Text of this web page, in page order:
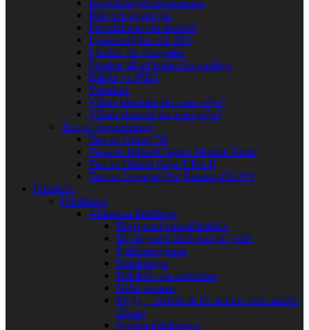
Exponeringskompensation
Hårt och mjukt ljus
Introduktion om slutartid
Ljuskänslighet och ISO
Ljuslära för fotografer
Orsaker till att bilder blir suddiga
Råfiler vs JPEG
Vitbalans
Vilken bländare ska man välja?
Vilken slutartid ska man välja?
Test av fotoutrustning
Test av Canon 7D
Testa av Hähnel Captur Module Timer
Test av Hähnel Giga T Pro II
Test av Lowepro Pro Runner 450 AW
Friluftsliv
Friluftstips
Allmänna friluftstips
Börja med vinterfriluftsliv
En dag med hård vind på fjället
Fjällvettreglerna
Friluftslagar
Friluftsliv på senhösten
Hålla värmen
Mygg – undvik att bli stucken och minska
klådan
Norska friluftslagar